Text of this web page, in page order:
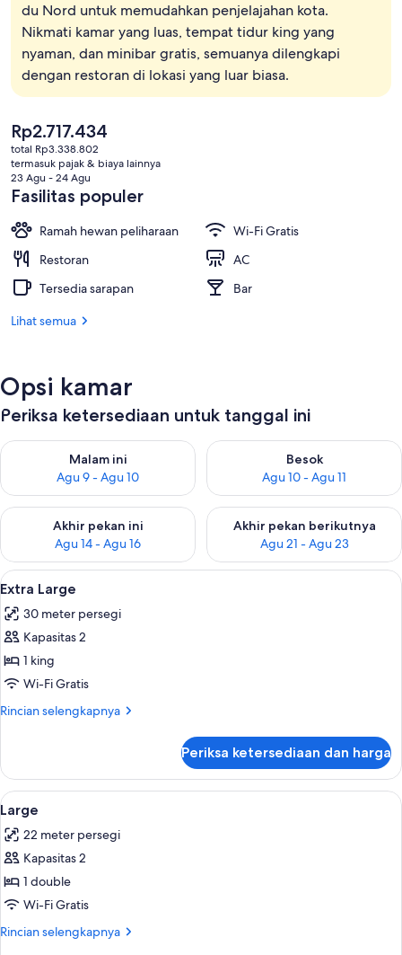
Seprai antialergi, minibar gratis,
du Nord untuk memudahkan penjelajahan kota.
Nikmati kamar yang luas, tempat tidur king yang
nyaman, dan minibar gratis, semuanya dilengkapi
dengan restoran di lokasi yang luar biasa.
Harga
saat
ini
Rp2.717.434
Rp2.717.434
total Rp3.338.802
termasuk pajak & biaya lainnya
23 Agu - 24 Agu
Fasilitas populer
Ramah hewan peliharaan
Wi-Fi Gratis
Restoran
AC
Tersedia sarapan
Bar
Lihat semua
Opsi kamar
Periksa ketersediaan untuk tanggal ini
Malam ini
Agu 9 - Agu 10
Periksa ketersediaan untuk malam ini Agu 9 - Agu 10
Besok
Agu 10 - Agu 11
Periksa ketersediaan untuk
Akhir pekan ini
Agu 14 - Agu 16
Periksa ketersediaan untuk akhir pekan ini Agu 14 - Agu 16
Akhir pekan berikutnya
Agu 21 - Agu 23
Periksa ketersediaan untuk
Lihat
semua
foto
untuk
Extra
Large
Extra Large | Seprai antialergi,
12
Extra Large
30 meter persegi
Kapasitas 2
1 king
Wi-Fi Gratis
Rincian selengkapnya
Rincian
Extra
Large
Periksa ketersediaan dan harga
Lihat
semua
foto
untuk
Large
Large | Seprai antialergi, minibar
6
Large
22 meter persegi
Kapasitas 2
1 double
Wi-Fi Gratis
Rincian selengkapnya
Rincian